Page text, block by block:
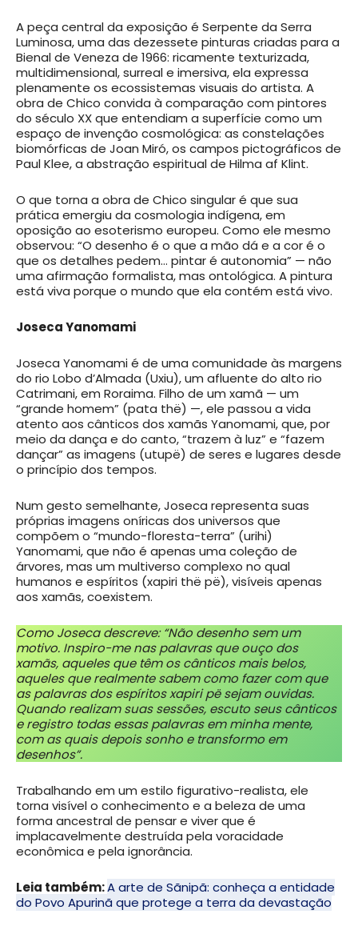
A peça central da exposição é Serpente da Serra
Luminosa, uma das dezessete pinturas criadas para a
Bienal de Veneza de 1966: ricamente texturizada,
multidimensional, surreal e imersiva, ela expressa
plenamente os ecossistemas visuais do artista. A
obra de Chico convida à comparação com pintores
do século XX que entendiam a superfície como um
espaço de invenção cosmológica: as constelações
biomórficas de Joan Miró, os campos pictográficos de
Paul Klee, a abstração espiritual de Hilma af Klint.
O que torna a obra de Chico singular é que sua
prática emergiu da cosmologia indígena, em
oposição ao esoterismo europeu. Como ele mesmo
observou: “O desenho é o que a mão dá e a cor é o
que os detalhes pedem… pintar é autonomia” — não
uma afirmação formalista, mas ontológica. A pintura
está viva porque o mundo que ela contém está vivo.
Joseca Yanomami
Joseca Yanomami é de uma comunidade às margens
do rio Lobo d’Almada (Uxiu), um afluente do alto rio
Catrimani, em Roraima. Filho de um xamã — um
“grande homem” (pata thë) —, ele passou a vida
atento aos cânticos dos xamãs Yanomami, que, por
meio da dança e do canto, “trazem à luz” e “fazem
dançar” as imagens (utupë) de seres e lugares desde
o princípio dos tempos.
Num gesto semelhante, Joseca representa suas
próprias imagens oníricas dos universos que
compõem o “mundo-floresta-terra” (urihi)
Yanomami, que não é apenas uma coleção de
árvores, mas um multiverso complexo no qual
humanos e espíritos (xapiri thë pë), visíveis apenas
aos xamãs, coexistem.
Como Joseca descreve: “Não desenho sem um
motivo. Inspiro-me nas palavras que ouço dos
xamãs, aqueles que têm os cânticos mais belos,
aqueles que realmente sabem como fazer com que
as palavras dos espíritos xapiri pë sejam ouvidas.
Quando realizam suas sessões, escuto seus cânticos
e registro todas essas palavras em minha mente,
com as quais depois sonho e transformo em
desenhos”.
Trabalhando em um estilo figurativo-realista, ele
torna visível o conhecimento e a beleza de uma
forma ancestral de pensar e viver que é
implacavelmente destruída pela voracidade
econômica e pela ignorância.
Leia também:A arte de Sãnipã: conheça a entidade
do Povo Apurinã que protege a terra da devastação